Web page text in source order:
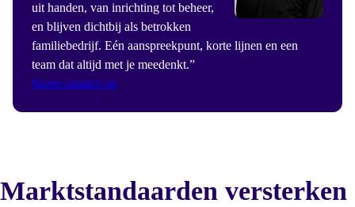
uit handen, van inrichting tot beheer,
en blijven dichtbij als betrokken
familiebedrijf. Eén aanspreekpunt, korte lijnen en een
team dat altijd met je meedenkt.”
Neem contact op
Marktstandaarden versterken